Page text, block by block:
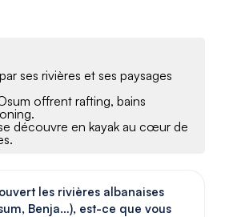
ses rivières et ses paysages
offrent rafting, bains
découvre en kayak au cœur de
les rivières albanaises
Benja…), est-ce que vous